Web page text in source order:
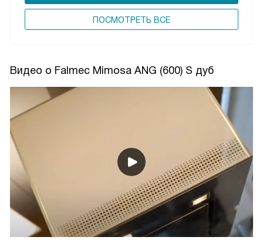
ПОCМОТРЕТЬ ВСЕ
Видео о Falmec Mimosa ANG (600) S дуб